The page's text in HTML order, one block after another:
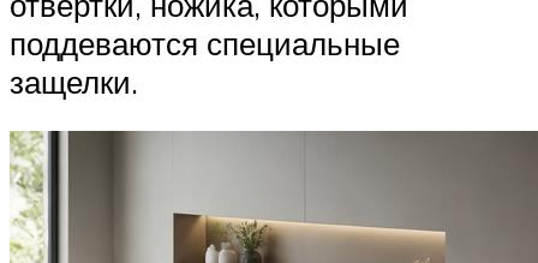
поддеваются специальные
защелки.